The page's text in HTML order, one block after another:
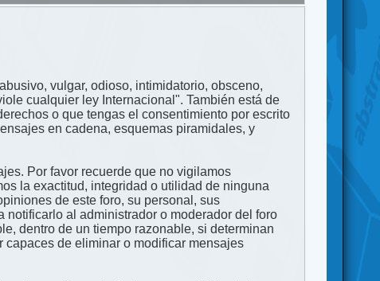
vulgar, odioso, intimidatorio, obsceno,
cualquier ley Internacional". También está de
o que tengas el consentimiento por escrito
en cadena, esquemas piramidales, y
Por favor recuerde que no vigilamos
la exactitud, integridad o utilidad de ninguna
de este foro, su personal, sus
al administrador o moderador del foro
dentro de un tiempo razonable, si determinan
de eliminar o modificar mensajes